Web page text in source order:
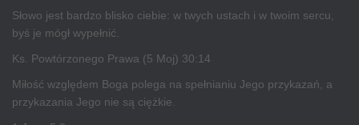
Słowo jest bardzo blisko ciebie: w twych ustach i w twoim sercu,
byś je mógł wypełnić.
Ks. Powtórzonego Prawa (5 Moj) 30:14
Miłość względem Boga polega na spełnianiu Jego przykazań, a
przykazania Jego nie są ciężkie.